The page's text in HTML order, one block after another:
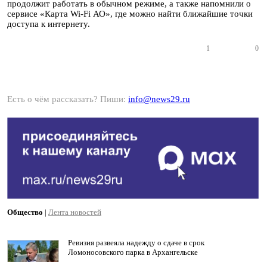
продолжит работать в обычном режиме, а также напомнили о
сервисе «Карта Wi-Fi АО», где можно найти ближайшие точки
доступа к интернету.
1 0
Есть о чём рассказать? Пиши: info@news29.ru
Общество | Лента новостей
Ревизия развеяла надежду о сдаче в срок
Ломоносовского парка в Архангельске